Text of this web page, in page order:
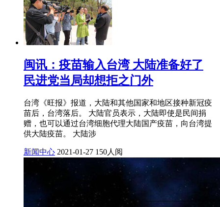
闽讯：疫苗输入台湾 大陆准备好了
民进党当局却想拒之门外
台湾《旺报》报道，大陆和其他国家和地区接种新冠疫
苗后，台湾落后。 大陆官员表示，大陆即使是民间捐
赠，也可以通过台湾细胞代理大陆国产疫苗，向台湾提
供大陆疫苗。 大陆涉
新闻中心 2021-01-27 150人阅